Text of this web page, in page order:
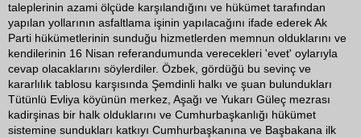
taleplerinin azami ölçüde karşılandığını ve hükümet tarafından
yapılan yollarının asfaltlama işinin yapılacağını ifade ederek Ak
Parti hükümetlerinin sunduğu hizmetlerden memnun olduklarını ve
kendilerinin 16 Nisan referandumunda verecekleri 'evet' oylarıyla
cevap olacaklarını söylerdiler. Özbek, gördüğü bu sevinç ve
kararlılık tablosu karşısında Şemdinli halkı ve şuan bulundukları
Tütünlü Evliya köyünün merkez, Aşağı ve Yukarı Güleç mezrası
kadirşinas bir halk olduklarını ve Cumhurbaşkanlığı hükümet
sistemine sundukları katkıyı Cumhurbaşkanına ve Başbakana ilk